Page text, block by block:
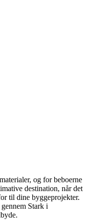
og for beboerne
destination, når det
til dine byggeprojekter.
Stark i